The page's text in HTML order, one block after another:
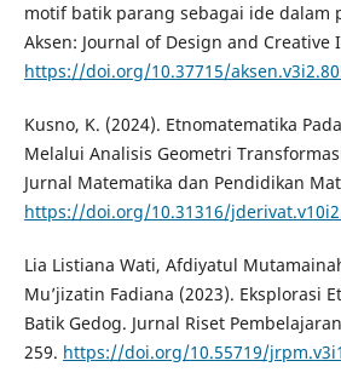
motif batik parang sebagai ide dalam
Aksen: Journal of Design and Creative
https://doi.org/10.37715/
Kusno, K. (2024). Etnomatematika
Melalui Analisis Geometri
Jurnal Matematika dan Pendidikan
https://doi.org/10.31316/
Lia Listiana Wati, Afdiyatul
Mu’jizatin Fadiana (2023). Eksplorasi
Batik Gedog. Jurnal Riset
259. https://doi.org/10.55719/